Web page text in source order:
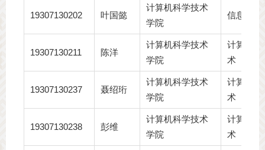
19307130202 叶国懿
计算机科学技术
学院
信息安全
19307130211 陈洋
计算机科学技术
学院
计算机科
术
19307130237 聂绍珩
计算机科学技术
学院
计算机科
术
19307130238 彭维
计算机科学技术
学院
计算机科
术